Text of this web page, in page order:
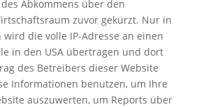
Abkommens über den
zuvor gekürzt. Nur in
die volle IP-Adresse an einen
in den USA übertragen und dort
des Betreibers dieser Website
Informationen benutzen, um Ihre
auszuwerten, um Reports über